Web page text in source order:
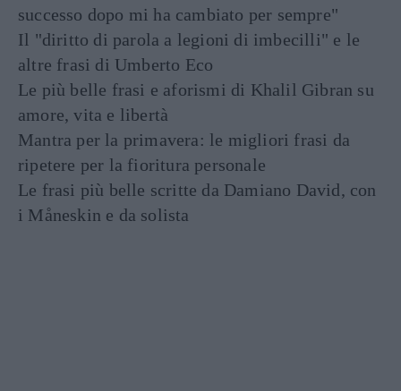
successo dopo mi ha cambiato per sempre"
Il "diritto di parola a legioni di imbecilli" e le
altre frasi di Umberto Eco
Le più belle frasi e aforismi di Khalil Gibran su
amore, vita e libertà
Mantra per la primavera: le migliori frasi da
ripetere per la fioritura personale
Le frasi più belle scritte da Damiano David, con
i Måneskin e da solista